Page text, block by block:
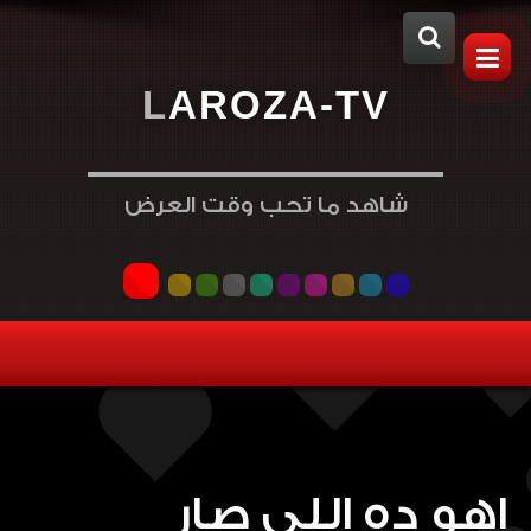
LAROZA-TV
شاهد ما تحب وقت العرض
اهو ده اللي صار